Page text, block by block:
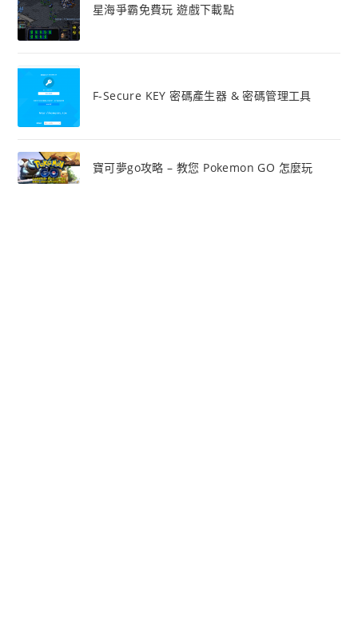
星海爭霸免費玩 遊戲下載點
F-Secure KEY 密碼產生器 & 密碼管理工具
寶可夢go攻略 – 教您 Pokemon GO 怎麼玩